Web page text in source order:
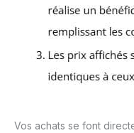
Vos achats se font